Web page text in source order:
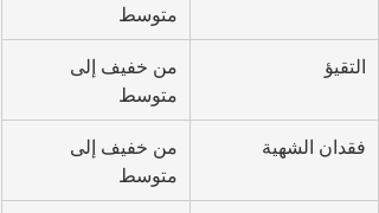
متوسط
التقيؤ
من خفيف إلى
متوسط
فقدان الشهية
من خفيف إلى
متوسط